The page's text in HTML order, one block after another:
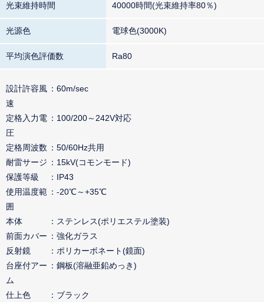
光束維持時間 40000時間(光束維持率80％)
光源色 電球色(3000K)
平均演色評価数 Ra80
設計許容風
速
60m/sec
定格入力電
圧
100/200～242V対応
定格周波数
50/60Hz共用
耐雷サージ
15kV(コモンモード)
保護等級
IP43
使用温度範
囲
-20℃～+35℃
本体
ステンレス(ポリエステル塗装)
前面カバー
強化ガラス
反射鏡
ポリカーボネート(鏡面)
台座付アー
ム
鋼板(溶融亜鉛めっき)
仕上色
ブラック